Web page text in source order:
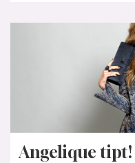
Angelique tipt!